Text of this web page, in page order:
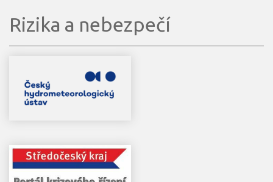
Rizika a nebezpečí